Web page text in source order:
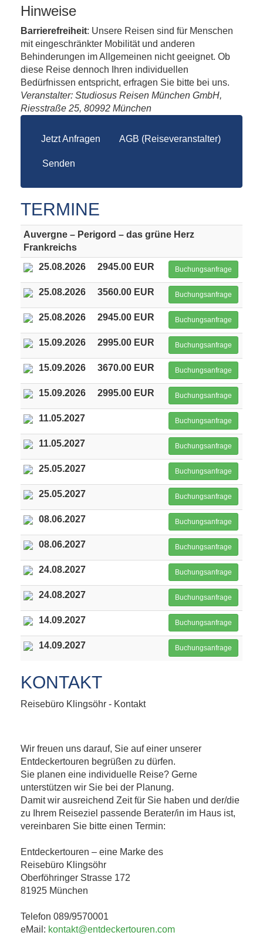
Hinweise
Barrierefreiheit: Unsere Reisen sind für Menschen
mit eingeschränkter Mobilität und anderen
Behinderungen im Allgemeinen nicht geeignet. Ob
diese Reise dennoch Ihren individuellen
Bedürfnissen entspricht, erfragen Sie bitte bei uns.
Veranstalter: Studiosus Reisen München GmbH,
Riesstraße 25, 80992 München
Jetzt Anfragen AGB (Reiseveranstalter)
Senden
TERMINE
Auvergne – Perigord – das grüne Herz
Frankreichs
25.08.2026
2945.00 EUR Buchungsanfrage
25.08.2026 3560.00 EUR Buchungsanfrage
25.08.2026 2945.00 EUR Buchungsanfrage
15.09.2026 2995.00 EUR Buchungsanfrage
15.09.2026 3670.00 EUR Buchungsanfrage
15.09.2026 2995.00 EUR Buchungsanfrage
11.05.2027 Buchungsanfrage
11.05.2027 Buchungsanfrage
25.05.2027 Buchungsanfrage
25.05.2027 Buchungsanfrage
08.06.2027 Buchungsanfrage
08.06.2027 Buchungsanfrage
24.08.2027 Buchungsanfrage
24.08.2027 Buchungsanfrage
14.09.2027 Buchungsanfrage
14.09.2027 Buchungsanfrage
KONTAKT
Reisebüro Klingsöhr - Kontakt
Wir freuen uns darauf, Sie auf einer unserer
Entdeckertouren begrüßen zu dürfen.
Sie planen eine individuelle Reise? Gerne
unterstützen wir Sie bei der Planung.
Damit wir ausreichend Zeit für Sie haben und der/die
zu Ihrem Reiseziel passende Berater/in im Haus ist,
vereinbaren Sie bitte einen Termin:
Entdeckertouren – eine Marke des
Reisebüro Klingsöhr
Oberföhringer Strasse 172
81925 München
Telefon 089/9570001
eMail: kontakt@entdeckertouren.com